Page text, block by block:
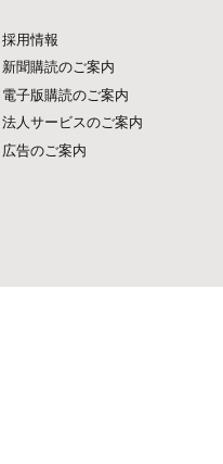
採用情報
新聞購読のご案内
電子版購読のご案内
法人サービスのご案内
広告のご案内